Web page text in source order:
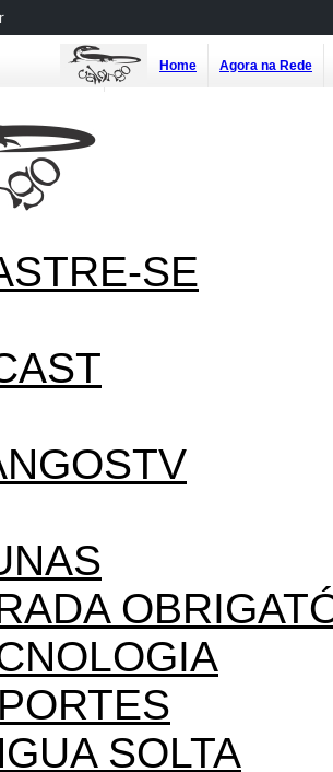
Home Agora na Rede
SE
SOLTA